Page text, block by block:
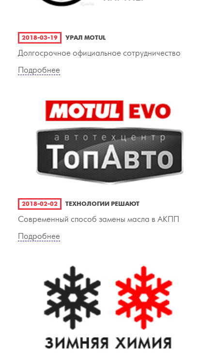
2018-03-19 УРАЛ MOTUL
Долгосрочное официальное сотрудничество
Подробнее
2018-02-02 ТЕХНОЛОГИИ РЕШАЮТ
Современный способ замены масла в АКПП
Подробнее